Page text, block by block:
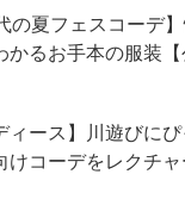
の夏フェスコーデ
かるお手本の服装【
ィース】川遊びに
けコーデをレクチャ